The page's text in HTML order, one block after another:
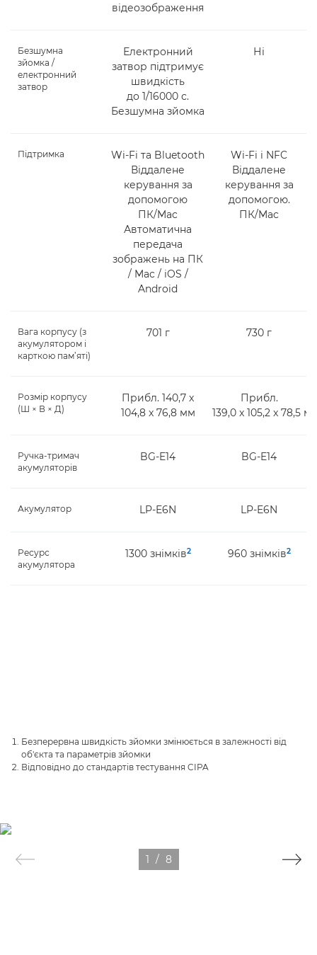
відеозображення
Безшумна
зйомка /
електронний
затвор
Електронний
затвор підтримує
швидкість
до 1/16000 с.
Безшумна зйомка
Ні
Підтримка
Wi-Fi та Bluetooth
Віддалене
керування за
допомогою
ПК/Mac
Автоматична
передача
зображень на ПК
/ Mac / iOS /
Android
Wi-Fi і NFC
Віддалене
керування за
допомогою.
ПК/Mac
Вага корпусу (з
акумулятором і
карткою пам’яті)
701 г 730 г
Розмір корпусу
(Ш × В × Д)
Прибл. 140,7 x
104,8 x 76,8 мм
Прибл.
139,0 x 105,2 x 78,5
Ручка-тримач
акумуляторів
BG-E14 BG-E14
Акумулятор LP-E6N LP-E6N
Ресурс
акумулятора
1300 знімків2 960 знімків2
Безперервна швидкість зйомки змінюється в залежності від
об'єкта та параметрів зйомки
Відповідно до стандартів тестування CIPA
1 / 8